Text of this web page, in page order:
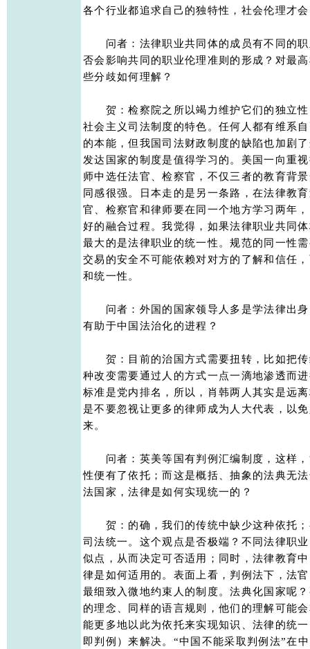
各个行业都追求自己的独特性，社会伦理才
问者：法律职业共同体的成员有不同的职
否会影响共同的职业伦理准则的形成？对最
些分歧如何理解？
贺：检察院之所以竭力维护它们的独立性
社会主义司法制度的特色。任何人都有维系
的本能，但我国司法财政制度的缺陷也加剧
发达国家的制度是值得学习的。美国一向重
师中选任法官、检察官，不仅三者的教育背
同感很强。日本走的是另一条路，在法律教
官、检察官和律师要在同一个地方学习两年
好的融合过程。我觉得，如果法律职业共同
最大的是法律职业的统一性。规范的同一性
交易的安全不可能依赖对对方的了解和信任
和统一性。
问者：外国的国家领导人多是学法律出身
有助于中国法治化的进程？
贺：目前的治国方式需要扭转，比如把传
种改变需要通过人的方式一点一滴地渗透而
标准是党内排名，所以，肖韩两人其实是远
是不要忽视让更多的律师成为人大代表，以
来。
问者：英美等国有判例汇编制度，这样，
性便有了依托；而这是概括、抽象的法典无
法国家，法律是如何实现统一的？
贺：的确，我们的传统中缺少这种依托；
司法统一。这个观点是否极端？不同法律职
似点，从而决定可否适用；同时，法律教育
律是如何适用的。表面上看，判例法下，法
最细致入微地约束人的制度。法典化国家呢
的理念、同样的语言规则，他们的理解可能
能更多地以此为依托来实现知识、法律的统
即判例）来解决。“中国不能采取判例法”在